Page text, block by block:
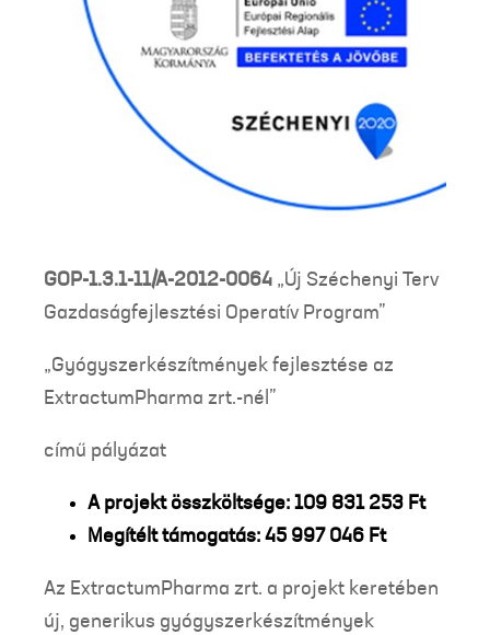
GOP-1.3.1-11/A-2012-0064 „Új Széchenyi Terv
Gazdaságfejlesztési Operatív Program”
„Gyógyszerkészítmények fejlesztése az
ExtractumPharma zrt.-nél”
című pályázat
A projekt összköltsége: 109 831 253 Ft
Megítélt támogatás: 45 997 046 Ft
Az ExtractumPharma zrt. a projekt keretében
új, generikus gyógyszerkészítmények